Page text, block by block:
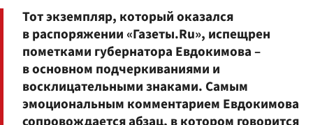
Тот экземпляр, который оказался
в распоряжении «Газеты.Ru», испещрен
пометками губернатора Евдокимова –
в основном подчеркиваниями и
восклицательными знаками. Самым
эмоциональным комментарием Евдокимова